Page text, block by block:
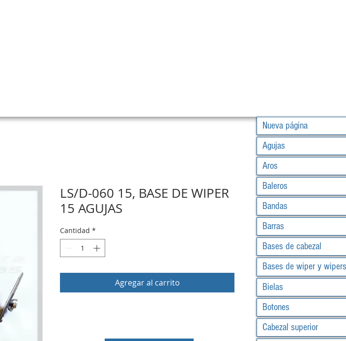
LS/D-060 15, BASE DE WIPER
15 AGUJAS
Cantidad *
Agregar al carrito
Nueva página
Agujas
Aros
Baleros
Bandas
Barras
Bases de cabezal
Bases de wiper y wipers
Bielas
Botones
Cabezal superior